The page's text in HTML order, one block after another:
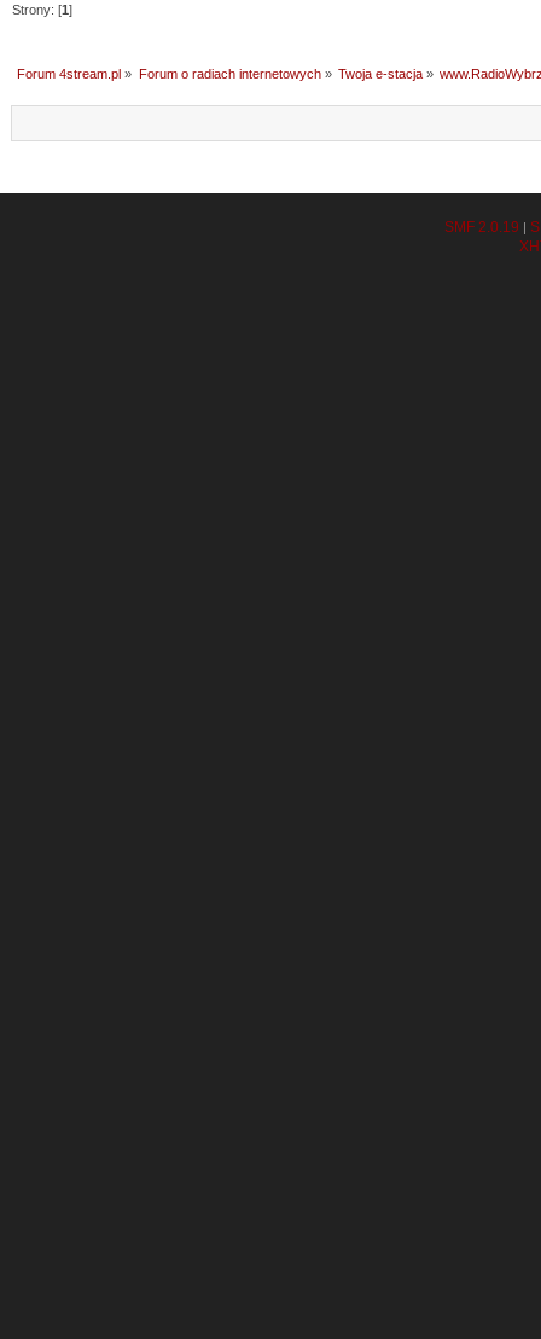
Strony: [1]
Forum 4stream.pl » Forum o radiach internetowych» Twoja e-stacja»
SMF 2.0.19 |